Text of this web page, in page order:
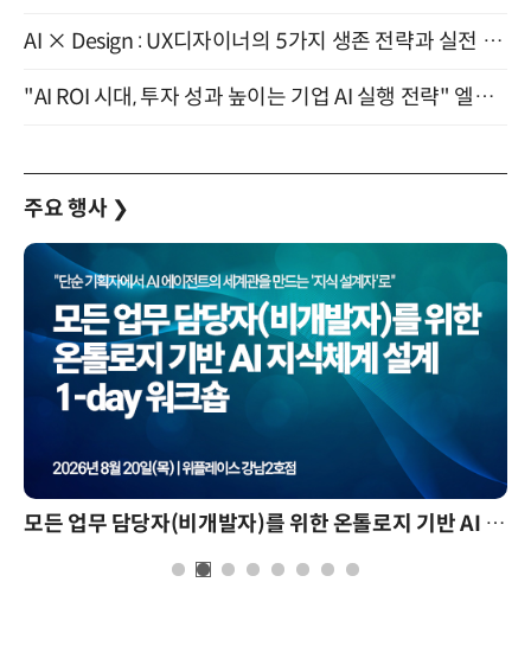
AI × Design : UX디자이너의 5가지 생존 전략과 실전 대응 8월 28일 개최
"AI ROI 시대, 투자 성과 높이는 기업 AI 실행 전략" 엘타워 6층 (9월 18일)
주요 행사 ❯
모든 업무 담당자(비개발자)를 위한 온톨로지 기반 AI 지식체계 설계 1-day 워크숍